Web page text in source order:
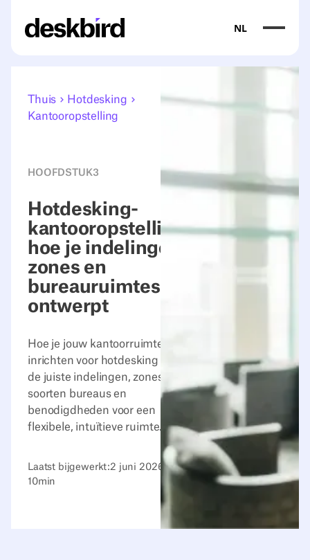
NL
Thuis
Hotdesking
Kantooropstelling
HOOFDSTUK3
Hotdesking-
kantooropstelling:
hoe je indelingen,
zones en
bureauruimtes
ontwerpt
Hoe je jouw kantoorruimte kunt
inrichten voor hotdesking met
de juiste indelingen, zones,
soorten bureaus en
benodigdheden voor een
flexibele, intuïtieve ruimte.
Laatst bijgewerkt:2 juni 2026
10min